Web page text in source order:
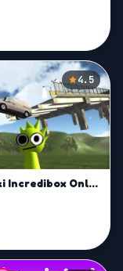
4.5
Sprunki Incredibox Only Up